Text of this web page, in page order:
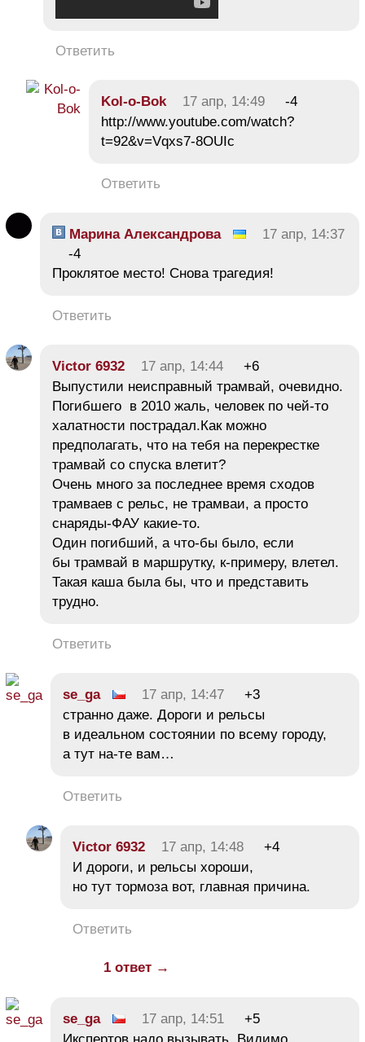
Ответить
Kol-o-Bok 17 апр, 14:49
-4
http://www.youtube.com/watch?
t=92&v=Vqxs7-8OUIc
Ответить
Марина Александрова
17 апр, 14:37
-4
Проклятое место! Снова трагедия!
Ответить
Victor 6932 17 апр, 14:44
+6
Выпустили неисправный трамвай, очевидно.
Погибшего в 2010 жаль, человек по чей-то
халатности пострадал.Как можно
предполагать, что на тебя на перекрестке
трамвай со спуска влетит?
Очень много за последнее время сходов
трамваев с рельс, не трамваи, а просто
снаряды-ФАУ какие-то.
Один погибший, а что-бы было, если
бы трамвай в маршрутку, к-примеру, влетел.
Такая каша была бы, что и представить
трудно.
Ответить
se_ga 17 апр, 14:47
+3
странно даже. Дороги и рельсы
в идеальном состоянии по всему городу,
а тут на-те вам…
Ответить
Victor 6932 17 апр, 14:48
+4
И дороги, и рельсы хороши,
но тут тормоза вот, главная причина.
Ответить
1 ответ →
se_ga 17 апр, 14:51
+5
Икспертов надо вызывать. Видимо,